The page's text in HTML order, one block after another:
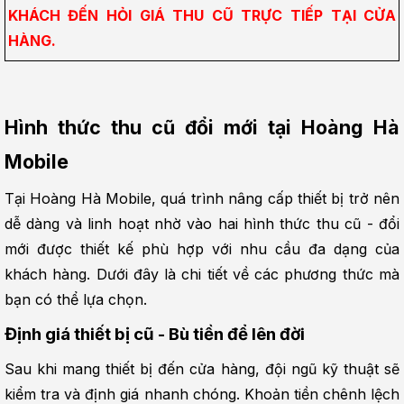
KHÁCH ĐẾN HỎI GIÁ THU CŨ TRỰC TIẾP TẠI CỬA
HÀNG.
Hình thức thu cũ đổi mới tại Hoàng Hà
Mobile
Tại Hoàng Hà Mobile, quá trình nâng cấp thiết bị trở nên
dễ dàng và linh hoạt nhờ vào hai hình thức thu cũ - đổi
mới được thiết kế phù hợp với nhu cầu đa dạng của
khách hàng. Dưới đây là chi tiết về các phương thức mà
bạn có thể lựa chọn.
Định giá thiết bị cũ - Bù tiền để lên đời
Sau khi mang thiết bị đến cửa hàng, đội ngũ kỹ thuật sẽ
kiểm tra và định giá nhanh chóng. Khoản tiền chênh lệch